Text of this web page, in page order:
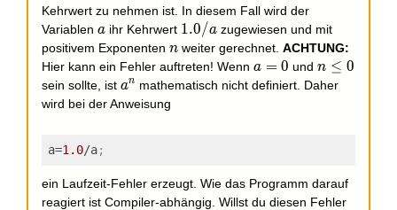
Kehrwert zu nehmen ist. In diesem Fall wird der
Variablen a
a ihr Kehrwert 1.0/a
1.0/a zugewiesen und mit
positivem Exponenten n
n weiter gerechnet. ACHTUNG:
Hier kann ein Fehler auftreten! Wenn a=0
a = 0 undn\le0
n ≤ 0
sein sollte, ist a^n
an mathematisch nicht definiert. Daher
wird bei der Anweisung
a=1.0/a;
ein Laufzeit-Fehler erzeugt. Wie das Programm darauf
reagiert ist Compiler-abhängig. Willst du diesen Fehler